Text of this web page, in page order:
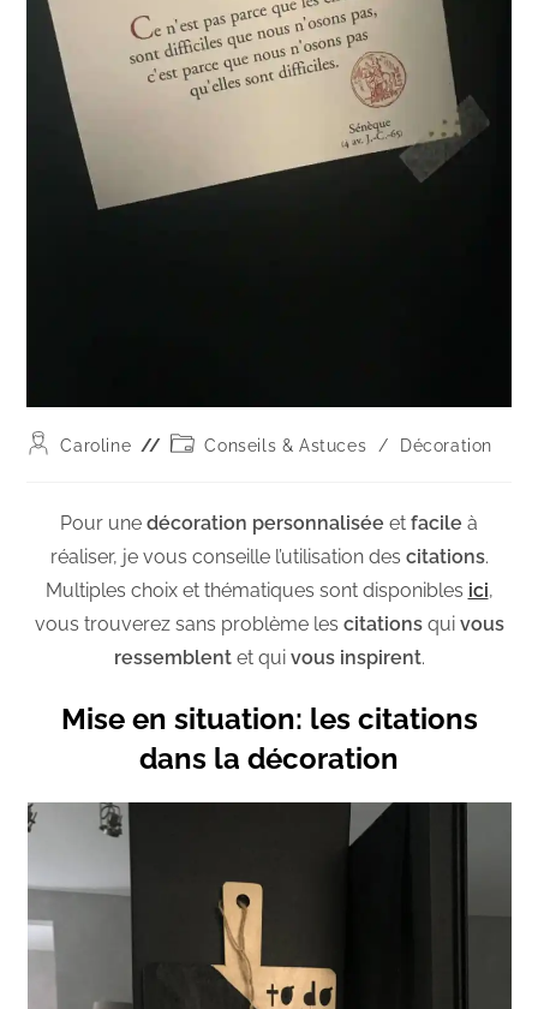
Caroline Conseils & Astuces / Décoration
Pour une décoration personnalisée et facile à
réaliser, je vous conseille l’utilisation des citations.
Multiples choix et thématiques sont disponibles ici,
vous trouverez sans problème les citationsqui vous
ressemblentet qui vous inspirent.
Mise en situation: les citations
dans la décoration